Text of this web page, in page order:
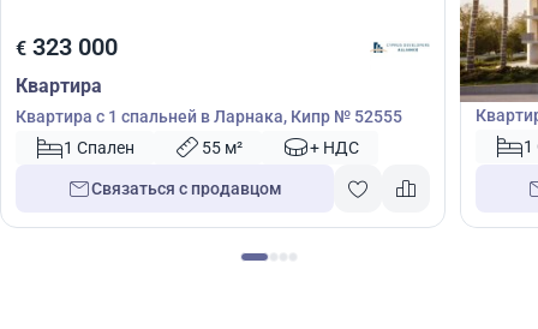
€ 323 000
Квартира
Квартира с 1 спальней в Ларнака, Кипр № 52555
1 Спален
55 м² + НДС
Связаться с продавцом
€316
1